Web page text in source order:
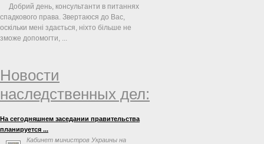
Добрий день, консультанти в питаннях
спадкового права. Звертаюся до Вас,
оскільки мені здається, ніхто більше не
зможе допомогти, ...
Новости
наследственных дел:
На сегодняшнем заседании правительства
планируется ...
Кабинет министров Украины на